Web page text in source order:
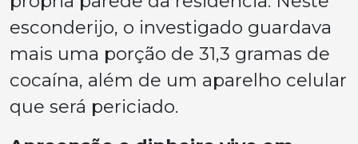
esconderijo, o investigado guardava
mais uma porção de 31,3 gramas de
cocaína, além de um aparelho celular
que será periciado.